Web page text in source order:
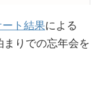
ト結果による
りでの忘年会を